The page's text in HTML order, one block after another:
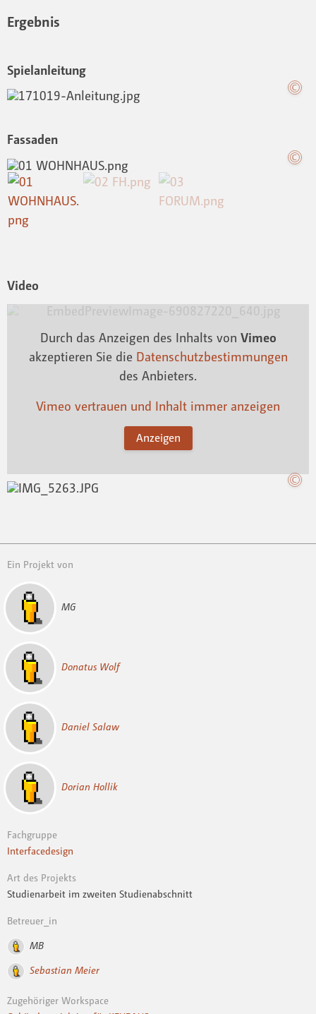
Ergebnis
Spielanleitung
Fassaden
Video
Durch das Anzeigen des Inhalts von Vimeo
akzeptieren Sie die Datenschutzbestimmungen
des Anbieters.
Vimeo vertrauen und Inhalt immer anzeigen
Anzeigen
Ein Projekt von
MG
Donatus Wolf
Daniel Salaw
Dorian Hollik
Fachgruppe
Interfacedesign
Art des Projekts
Studienarbeit im zweiten Studienabschnitt
Betreuer_in
MB
Sebastian Meier
Zugehöriger Workspace